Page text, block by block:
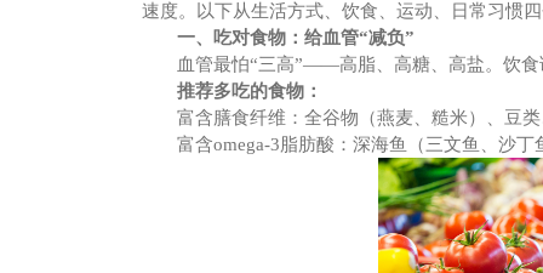
速度。以下从生活方式、饮食、运动、日常习惯
一、吃对食物：给血管“减负”
血管最怕“三高”——高脂、高糖、高盐。饮食
推荐多吃的食物：
富含膳食纤维：全谷物（燕麦、糙米）、豆
富含omega-3脂肪酸：深海鱼（三文鱼、沙